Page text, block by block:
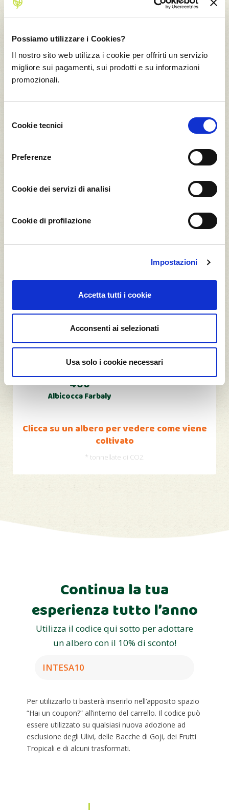
Possiamo utilizzare i Cookies?
Il nostro sito web utilizza i cookie per offrirti un servizio
migliore sui pagamenti, sui prodotti e su informazioni
promozionali.
delCookie tecnici
Preferenze
Cookie dei servizi di analisi
Cookie di profilazione
Impostazioni
Accetta tutti i cookie
Acconsenti ai selezionati
Usa solo i cookie necessari
Il Frutteto Intesa Sanpaolo
Reward
t CO2* t CO2*
Arancia Valencia Uva Supernova
28,0
t CO2*
400
Albicocca Farbaly
Clicca su un albero per vedere come viene
coltivato
* tonnellate di CO2.
Continua la tua
esperienza tutto l’anno
Utilizza il codice qui sotto per adottare
un albero con il 10% di sconto!
INTESA10
Per utilizzarlo ti basterà inserirlo nell’apposito spazio
“Hai un coupon?” all’interno del carrello. Il codice può
essere utilizzato su qualsiasi nuova adozione ad
esclusione degli Ulivi, delle Bacche di Goji, dei Frutti
Tropicali e di alcuni trasformati.